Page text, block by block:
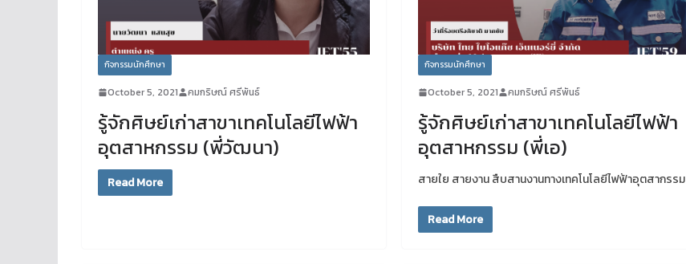
กิจกรรมนักศึกษา
October 5, 2021 คมกริษณ์ ศรีพันธ์
รู้จักศิษย์เก่าสาขาเทคโนโลยีไฟฟ้า
อุตสาหกรรม (พี่วัฒนา)
Read More
กิจกรรมนักศึกษา
October 5, 2021 คมกริษณ์ ศรีพันธ์
รู้จักศิษย์เก่าสาขาเทคโนโลยีไฟฟ้า
อุตสาหกรรม (พี่เอ)
สายใย สายงาน สืบสานงานทางเทคโนโลยีไฟฟ้าอุตสากรรม
Read More